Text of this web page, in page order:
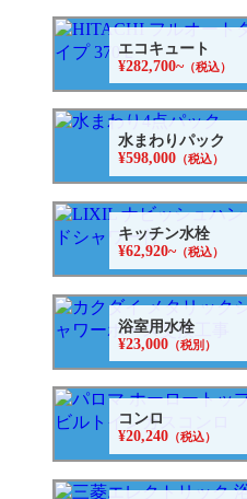
エコキュート
¥282,700~（税込）
水まわりパック
¥598,000 （税込）
キッチン水栓
¥62,920~（税込）
浴室用水栓
¥23,000 （税別）
コンロ
¥20,240 （税込）